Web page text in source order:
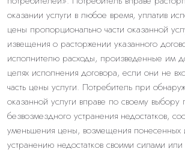
оказании услуги в любое время, уплатив
цены пропорционально части оказанной
извещения о расторжении указанного
исполнителю расходы, произведенные им
целях исполнения договора, если они не
часть цены услуги. Потребитель при
оказанной услуги вправе по своему выбору
безвозмездного устранения недостатков,
уменьшения цены, возмещения понесенных
устранению недостатков своими силами